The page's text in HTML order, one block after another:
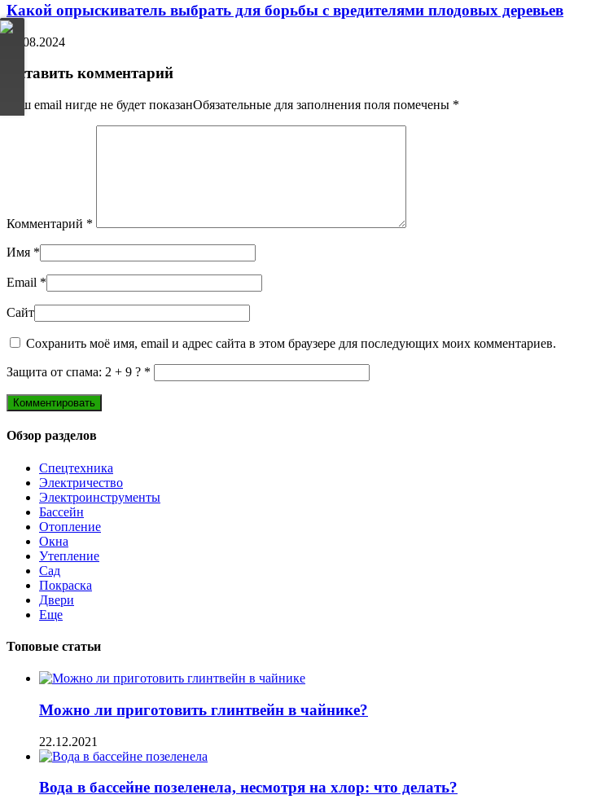
Какой опрыскиватель выбрать для борьбы с вредителями плодовых деревьев
10.08.2024
Оставить комментарий
Ваш email нигде не будет показанОбязательные для заполнения поля помечены *
Комментарий *
Имя *
Email *
Сайт
Сохранить моё имя, email и адрес сайта в этом браузере для последующих моих комментариев.
Защита от спама: 2 + 9 ? *
Обзор разделов
Спецтехника
Электричество
Электроинструменты
Бассейн
Отопление
Окна
Утепление
Сад
Покраска
Двери
Еще
Топовые статьи
Можно ли приготовить глинтвейн в чайнике?
22.12.2021
Вода в бассейне позеленела, несмотря на хлор: что делать?